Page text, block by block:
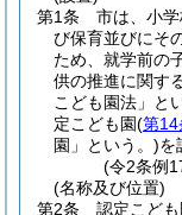
第1条
市は、小
び保育並びにそ
ため、就学前の
供の推進に関す
こども園法」と
定こども園(第14
園」という。)を
(令2条例
(名称及び位置)
第2条
認定こども